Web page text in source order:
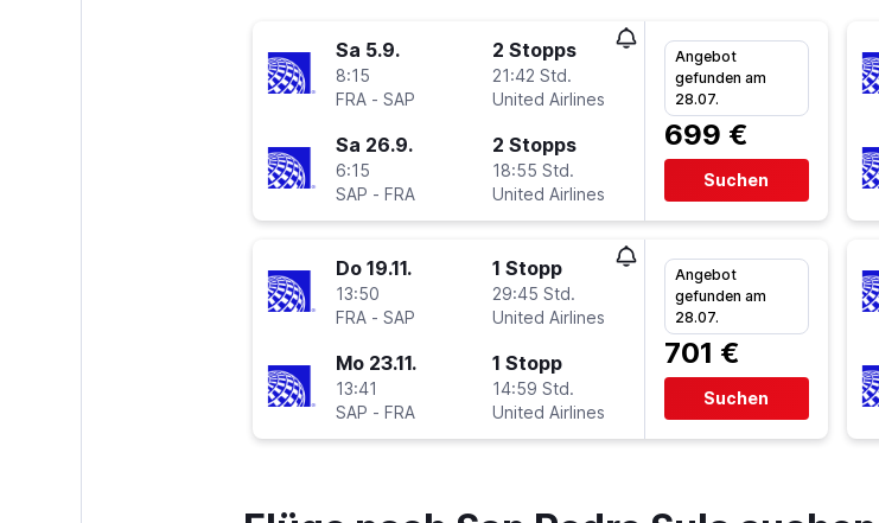
Sa 5.9.
8:15
FRA- SAP
2 Stopps
21:42 Std.
United Airlines
Sa 26.9.
6:15
SAP - FRA
2 Stopps
18:55 Std.
United Airlines
Angebot
gefunden am
28.07.
699 €
Suchen
Do 19.11.
13:50
FRA- SAP
1 Stopp
29:45 Std.
United Airlines
Mo 23.11.
13:41
SAP - FRA
1 Stopp
14:59 Std.
United Airlines
Angebot
gefunden am
28.07.
701 €
Suchen